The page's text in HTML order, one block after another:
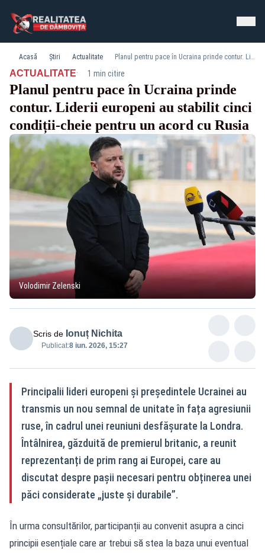
Acasă Știri Actualitate Planul pentru pace în Ucraina prinde contur. Liderii europeni au stabilit cinci condiții-cheie pentru un acord cu Rusia
ACTUALITATE· 1 min citire
Planul pentru pace în Ucraina prinde
contur. Liderii europeni au stabilit cinci
condiții-cheie pentru un acord cu Rusia
Volodimir Zelenski
Scris de Ionuț Nichita
Publicat:8 iun. 2026, 15:27
Principalii lideri europeni și președintele Ucrainei au
transmis un nou semnal de unitate în fața agresiunii
ruse, în cadrul unei reuniuni desfășurate la Londra.
Întâlnirea, găzduită de premierul britanic, a reunit
reprezentanți de prim rang ai Europei, care au
discutat despre pașii necesari pentru obținerea unei
păci considerate „juste și durabile”.
În urma consultărilor, participanții au convenit asupra a cinci
principii esențiale care ar trebui să stea la baza unui eventual